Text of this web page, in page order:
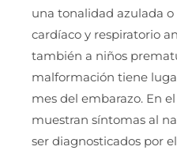
una tonalidad azulada
cardíaco y respiratorio
también a niños
malformación tiene
mes del embarazo. En
muestran síntomas al
ser diagnosticados por